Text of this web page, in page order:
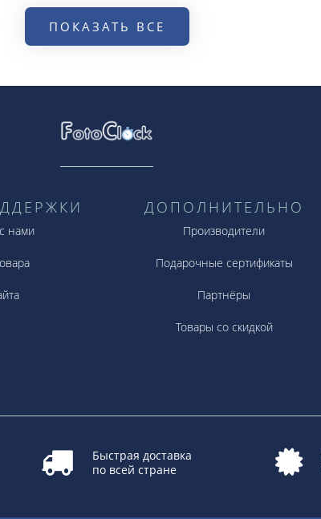
ПОКАЗАТЬ ВСЕ
нами
ДОПОЛНИТЕЛЬНО
Производители
Подарочные сертификаты
Партнёры
Товары со скидкой
Быстрая доставка
по всей стране